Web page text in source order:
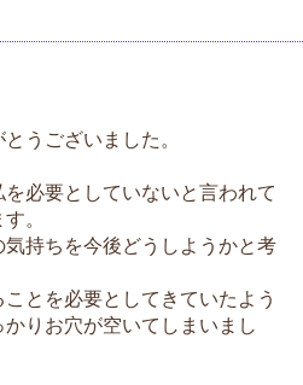
うございました。
必要としていないと言われて
。
持ちを今後どうしようかと考
とを必要としてきていたよう
りお穴が空いてしまいまし